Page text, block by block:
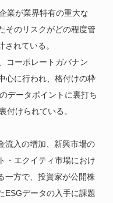
業が業界特有の重大な
そのリスクがどの程度管
れている。
コーポレートガバナン
心に行われ、格付けの枠
データポイントに裏打ち
付けられている。
流入の増加、新興市場の
・エクイティ市場におけ
一方で、投資家が公開株
ESGデータの入手に課題